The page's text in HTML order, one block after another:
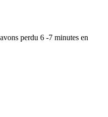
perdu 6 -7 minutes en